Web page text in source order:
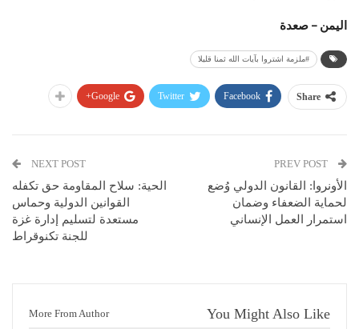
اليمن – صعدة
#ملزمة اشتروا بآيات الله ثمنا قليلا
Share
Facebook
Twitter
Google+
الأونروا: القانون الدولي وُضع
لحماية الضعفاء وضمان
استمرار العمل الإنساني
NEXT POST
الحية: سلاح المقاومة حق تكفله
القوانين الدولية وحماس
مستعدة لتسليم إدارة غزة
للجنة تكنوقراط
You Might Also Like
More From Author